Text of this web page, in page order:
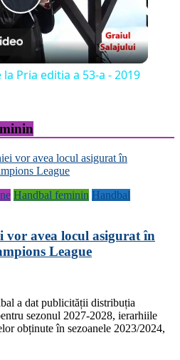
Play
Video
Pria editia a 53-a - 2019
Handbal feminin Handbal
vor avea locul asigurat în
League
a dat publicității distribuția
sezonul 2027-2028, ierarhiile
obținute în sezoanele 2023/2024,